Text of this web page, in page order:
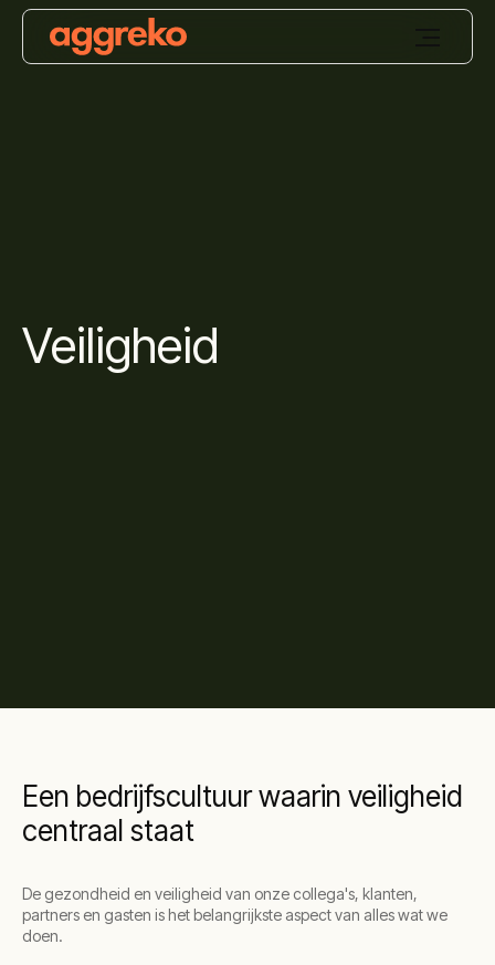
Veiligheid
Een bedrijfscultuur waarin veiligheid
centraal staat
De gezondheid en veiligheid van onze collega's, klanten,
partners en gasten is het belangrijkste aspect van alles wat we
doen.